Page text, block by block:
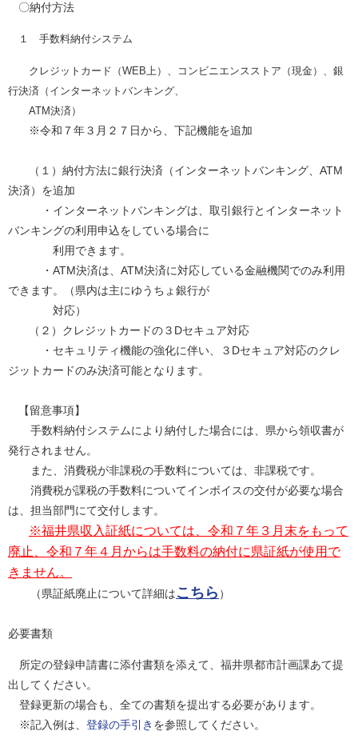
〇納付方法
１ 手数料納付システム
クレジットカード（WEB上）、コンビニエンスストア（現金）、銀
行決済（インターネットバンキング、
ATM決済）
※令和７年３月２７日から、下記機能を追加
（１）納付方法に銀行決済（インターネットバンキング、ATM
決済）を追加
・インターネットバンキングは、取引銀行とインターネット
バンキングの利用申込をしている場合に
利用できます。
・ATM決済は、ATM決済に対応している金融機関でのみ利用
できます。（県内は主にゆうちょ銀行が
対応）
（２）クレジットカードの３Dセキュア対応
・セキュリティ機能の強化に伴い、３Dセキュア対応のクレ
ジットカードのみ決済可能となります。
【留意事項】
手数料納付システムにより納付した場合には、県から領収書が
発行されません。
また、消費税が非課税の手数料については、非課税です。
消費税が課税の手数料についてインボイスの交付が必要な場合
は、担当部門にて交付します。
※福井県収入証紙については、令和７年３月末をもって
廃止、令和７年４月からは手数料の納付に県証紙が使用で
きません。
（県証紙廃止について詳細はこちら ）
必要書類
所定の登録申請書に添付書類を添えて、福井県都市計画課あて提
出してください。
登録更新の場合も、全ての書類を提出する必要があります。
※記入例は、 登録の手引き を参照してください。